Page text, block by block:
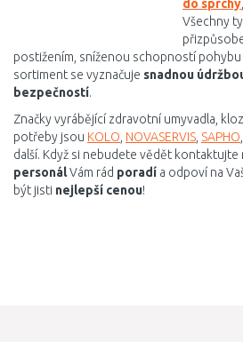
do sprchy
Všechny
postižením, sníženou schopností
sortiment se vyznačuje snadnou
bezpečností.
Značky vyrábějící zdravotní umyvadla,
potřeby jsou KOLO NOVASERVIS SAPHO
další. Když si nebudete vědět kontaktujte
personálVám rád poradí a odpoví na
být jisti nejlepší cenou!